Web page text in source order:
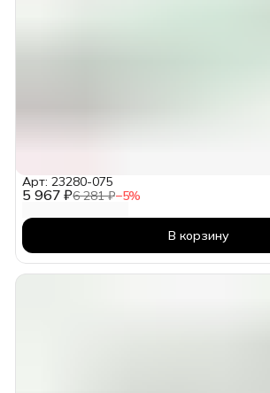
5 967 ₽6 281 ₽−5%
Арт: 23280-075
В корзину